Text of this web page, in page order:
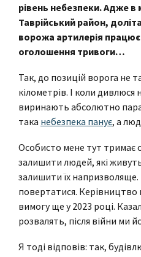
рівень небезпеки. Адже в
Таврійський район,
ворожа артилерія
оголошення тривоги…
Так, до позицій ворога не
кілометрів. І коли дивлюся
виринають абсолютно
така небезпека панує, а
Особисто мене тут тримає
залишити людей, які
залишити їх напризволяще.
повертатися. Керівництво
вимогу ще у 2023 році.
розвалять, після війни ми
Я тоді відповів: так,